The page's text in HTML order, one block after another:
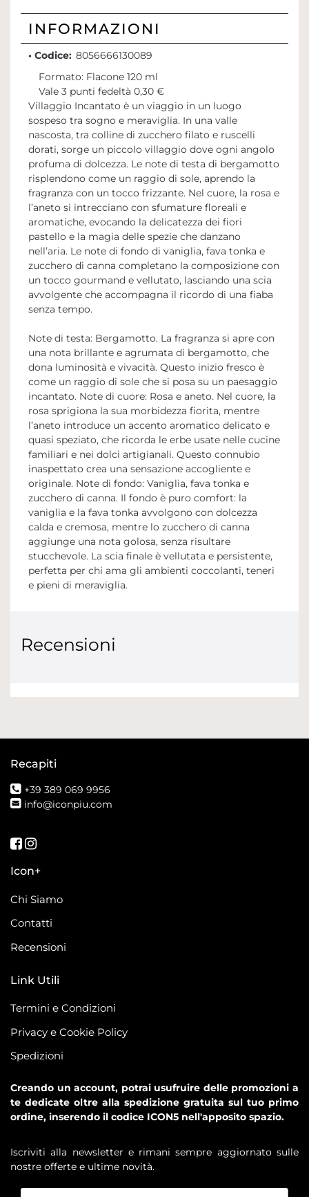
INFORMAZIONI
• Codice: 8056666130089
Formato: Flacone 120 ml
Vale 3 punti fedeltà 0,30 €
Villaggio Incantato è un viaggio in un luogo
sospeso tra sogno e meraviglia. In una valle
nascosta, tra colline di zucchero filato e ruscelli
dorati, sorge un piccolo villaggio dove ogni angolo
profuma di dolcezza. Le note di testa di bergamotto
risplendono come un raggio di sole, aprendo la
fragranza con un tocco frizzante. Nel cuore, la rosa e
l’aneto si intrecciano con sfumature floreali e
aromatiche, evocando la delicatezza dei fiori
pastello e la magia delle spezie che danzano
nell’aria. Le note di fondo di vaniglia, fava tonka e
zucchero di canna completano la composizione con
un tocco gourmand e vellutato, lasciando una scia
avvolgente che accompagna il ricordo di una fiaba
senza tempo.
Note di testa: Bergamotto. La fragranza si apre con
una nota brillante e agrumata di bergamotto, che
dona luminosità e vivacità. Questo inizio fresco è
come un raggio di sole che si posa su un paesaggio
incantato. Note di cuore: Rosa e aneto. Nel cuore, la
rosa sprigiona la sua morbidezza fiorita, mentre
l’aneto introduce un accento aromatico delicato e
quasi speziato, che ricorda le erbe usate nelle cucine
familiari e nei dolci artigianali. Questo connubio
inaspettato crea una sensazione accogliente e
originale. Note di fondo: Vaniglia, fava tonka e
zucchero di canna. Il fondo è puro comfort: la
vaniglia e la fava tonka avvolgono con dolcezza
calda e cremosa, mentre lo zucchero di canna
aggiunge una nota golosa, senza risultare
stucchevole. La scia finale è vellutata e persistente,
perfetta per chi ama gli ambienti coccolanti, teneri
e pieni di meraviglia.
Recensioni
Recapiti
+39 389 069 9956
info@iconpiu.com
Seguici su Facebook
Seguici su Instagram
Icon+
Chi Siamo
Contatti
Recensioni
Link Utili
Termini e Condizioni
Privacy e Cookie Policy
Spedizioni
Creando un account, potrai usufruire delle promozioni a
te dedicate oltre alla spedizione gratuita sul tuo primo
ordine, inserendo il codice ICON5 nell'apposito spazio.
Iscriviti alla newsletter e rimani sempre aggiornato sulle
nostre offerte e ultime novità.